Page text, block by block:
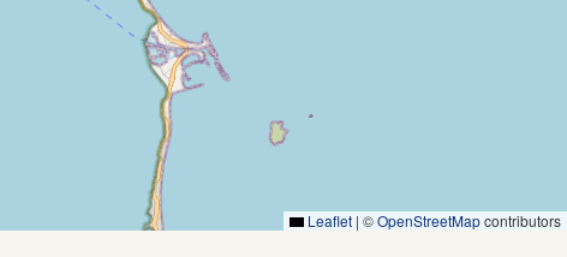
Leaflet | ©OpenStreetMapcontributors